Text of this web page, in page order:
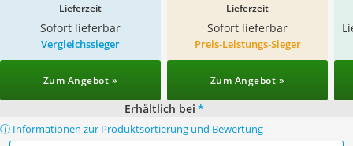
Lieferzeit
Sofort lieferbar
Lieferzeit
Sofort lieferbar
Vergleichssieger
Zum Angebot »
Preis-Leistungs-Sieger
Zum Angebot »
Erhältlich bei *
ⓘ Informationen zur Produktsortierung und Bewertung